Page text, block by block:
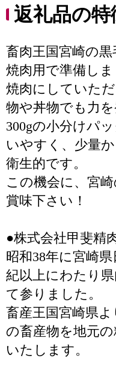
返礼品の特
畜肉王国宮崎の
焼肉用で準備しま
焼肉にしていた
物や丼物でも力を
300gの小分けパ
いやすく、少量
衛生的です。
この機会に、宮
賞味下さい！
●株式会社甲斐精
昭和38年に宮崎
紀以上にわたり
て参りました。
畜産王国宮崎県
の畜産物を地元
いたします。